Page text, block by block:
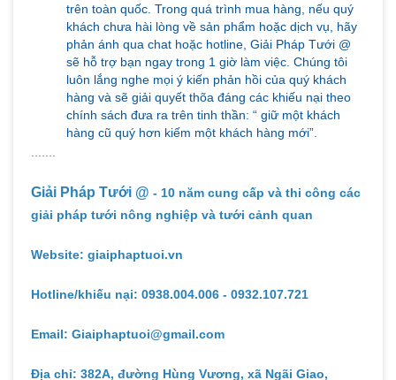
trên toàn quốc. Trong quá trình mua hàng, nếu quý
khách chưa hài lòng về sản phẩm hoặc dịch vụ, hãy
phản ánh qua chat hoặc hotline, Giải Pháp Tưới @
sẽ hỗ trợ bạn ngay trong 1 giờ làm việc. Chúng tôi
luôn lắng nghe mọi ý kiến phản hồi của quý khách
hàng và sẽ giải quyết thõa đáng các khiếu nại theo
chính sách đưa ra trên tinh thần: “ giữ một khách
hàng cũ quý hơn kiếm một khách hàng mới”.
.......
Giải Pháp Tưới @ - 10 năm cung cấp và thi công các
giải pháp tưới nông nghiệp và tưới cảnh quan
Website: giaiphaptuoi.vn
Hotline/khiếu nại: 0938.004.006 - 0932.107.721
Email: Giaiphaptuoi@gmail.com
Địa chỉ: 382A, đường Hùng Vương, xã Ngãi Giao,